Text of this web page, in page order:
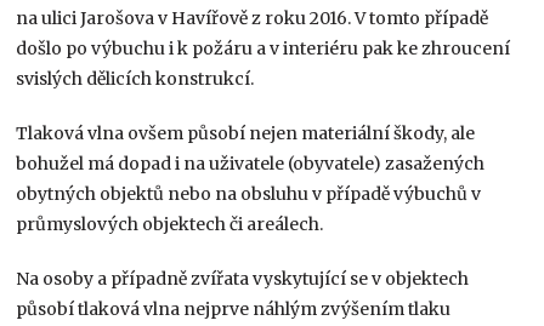
na ulici Jarošova v Havířově z roku 2016. V tomto případě
došlo po výbuchu i k požáru a v interiéru pak ke zhroucení
svislých dělicích konstrukcí.
Tlaková vlna ovšem působí nejen materiální škody, ale
bohužel má dopad i na uživatele (obyvatele) zasažených
obytných objektů nebo na obsluhu v případě výbuchů v
průmyslových objektech či areálech.
Na osoby a případně zvířata vyskytující se v objektech
působí tlaková vlna nejprve náhlým zvýšením tlaku